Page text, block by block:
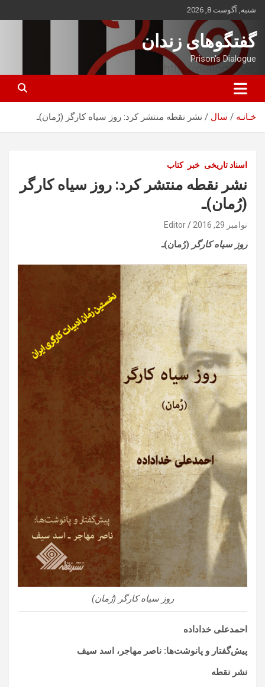
بروید
شنبه, آگوست 8, 2026
گفتگوهای زندان
Prison's Dialogue
خـانـه سال نشر نقطه منتشر کرد: روز سیاه کارگر (رُمان)ـ
اسناد تاریخی خبر کتاب
نشر نقطه منتشر کرد: روز سیاه کارگر
(رُمان)ـ
نوامبر 29, 2016 Editor
روز سیاه کارگر (رُمان)ـ
روز سیاه کارگر (رُمان)
احمدعلی خداداده
پیشگفتار و پانوشتها: ناصر مهاجر، اسد سیف
نشر نقطه